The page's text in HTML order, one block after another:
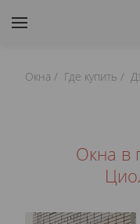
Окна Где купить
Окна в